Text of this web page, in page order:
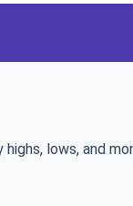
lows, and